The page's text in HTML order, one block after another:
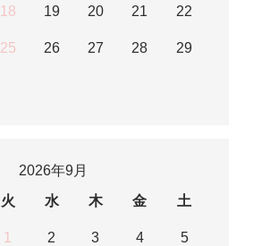
18 19 20 21 22
25 26 27 28 29
2026年9月
火 水 木 金 土
1 2 3 4 5